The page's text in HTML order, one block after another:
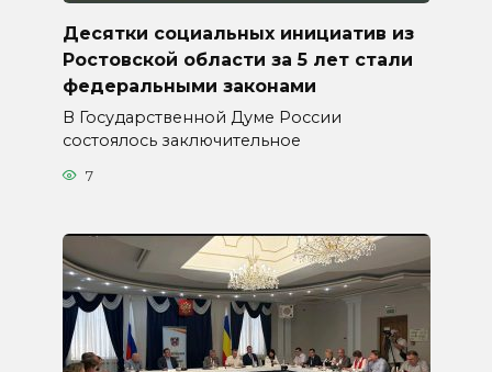
Десятки социальных инициатив из
Ростовской области за 5 лет стали
федеральными законами
В Государственной Думе России
состоялось заключительное
7